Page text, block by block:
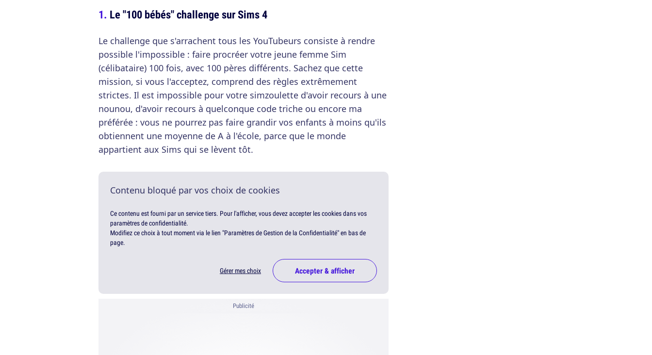
Le "100 bébés" challenge sur Sims 4
Le challenge que s'arrachent tous les YouTubeurs consiste à rendre
possible l'impossible : faire procréer votre jeune femme Sim
(célibataire) 100 fois, avec 100 pères différents. Sachez que cette
mission, si vous l'acceptez, comprend des règles extrêmement
strictes. Il est impossible pour votre simzoulette d'avoir recours à une
nounou, d'avoir recours à quelconque code triche ou encore ma
préférée : vous ne pourrez pas faire grandir vos enfants à moins qu'ils
obtiennent une moyenne de A à l'école, parce que le monde
appartient aux Sims qui se lèvent tôt.
Contenu bloqué par vos choix de cookies
Ce contenu est fourni par un service tiers. Pour l'afficher, vous devez accepter les cookies dans vos
paramètres de confidentialité.
Modifiez ce choix à tout moment via le lien "Paramètres de Gestion de la Confidentialité" en bas de
page.
Gérer mes choix Accepter & afficher
Publicité